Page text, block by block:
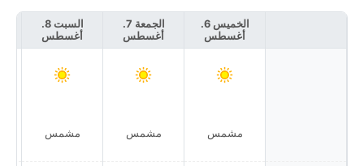
الخميس 6.
أغسطس
مشمس
الجمعة 7.
أغسطس
مشمس
السبت 8.
أغسطس
مشمس